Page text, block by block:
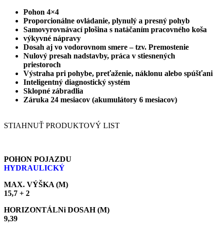
Pohon 4×4
Proporcionálne ovládanie, plynulý a presný pohyb
Samovyrovnávací plošina s natáčaním pracovného koša
výkyvné nápravy
Dosah aj vo vodorovnom smere – tzv. Premostenie
Nulový presah nadstavby, práca v stiesnených
priestoroch
Výstraha pri pohybe, preťaženie, náklonu alebo spúšťani
Inteligentný diagnostický systém
Sklopné zábradlia
Záruka 24 mesiacov (akumulátory 6 mesiacov)
STIAHNUŤ PRODUKTOVÝ LIST
POHON POJAZDU
HYDRAULICKÝ
MAX. VÝŠKA (M)
15,7 + 2
HORIZONTÁLNi DOSAH (M)
9,39